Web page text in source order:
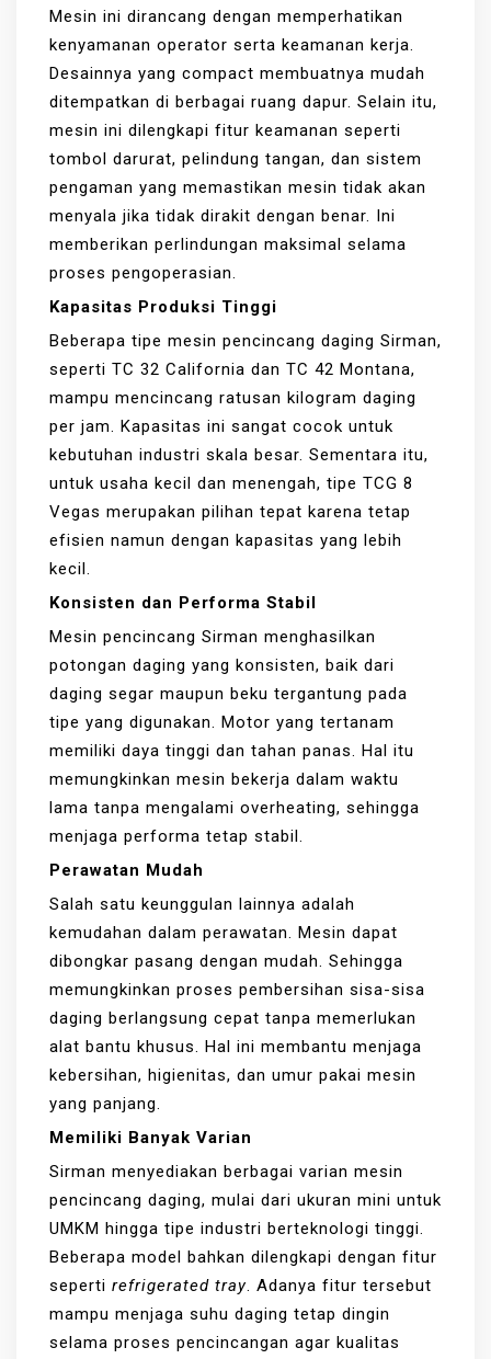
Mesin ini dirancang dengan memperhatikan
kenyamanan operator serta keamanan kerja.
Desainnya yang compact membuatnya mudah
ditempatkan di berbagai ruang dapur. Selain itu,
mesin ini dilengkapi fitur keamanan seperti
tombol darurat, pelindung tangan, dan sistem
pengaman yang memastikan mesin tidak akan
menyala jika tidak dirakit dengan benar. Ini
memberikan perlindungan maksimal selama
proses pengoperasian.
Kapasitas Produksi Tinggi
Beberapa tipe mesin pencincang daging Sirman,
seperti TC 32 California dan TC 42 Montana,
mampu mencincang ratusan kilogram daging
per jam. Kapasitas ini sangat cocok untuk
kebutuhan industri skala besar. Sementara itu,
untuk usaha kecil dan menengah, tipe TCG 8
Vegas merupakan pilihan tepat karena tetap
efisien namun dengan kapasitas yang lebih
kecil.
Konsisten dan Performa Stabil
Mesin pencincang Sirman menghasilkan
potongan daging yang konsisten, baik dari
daging segar maupun beku tergantung pada
tipe yang digunakan. Motor yang tertanam
memiliki daya tinggi dan tahan panas. Hal itu
memungkinkan mesin bekerja dalam waktu
lama tanpa mengalami overheating, sehingga
menjaga performa tetap stabil.
Perawatan Mudah
Salah satu keunggulan lainnya adalah
kemudahan dalam perawatan. Mesin dapat
dibongkar pasang dengan mudah. Sehingga
memungkinkan proses pembersihan sisa-sisa
daging berlangsung cepat tanpa memerlukan
alat bantu khusus. Hal ini membantu menjaga
kebersihan, higienitas, dan umur pakai mesin
yang panjang.
Memiliki Banyak Varian
Sirman menyediakan berbagai varian mesin
pencincang daging, mulai dari ukuran mini untuk
UMKM hingga tipe industri berteknologi tinggi.
Beberapa model bahkan dilengkapi dengan fitur
seperti refrigerated tray . Adanya fitur tersebut
mampu menjaga suhu daging tetap dingin
selama proses pencincangan agar kualitas